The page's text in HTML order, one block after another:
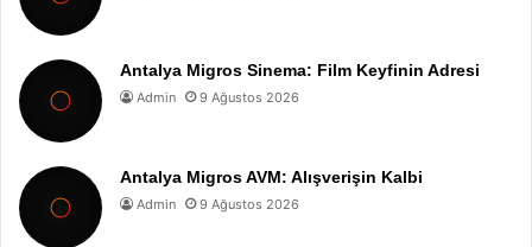
Antalya Migros Sinema: Film Keyfinin Adresi
Admin 9 Ağustos 2026
Antalya Migros AVM: Alışverişin Kalbi
Admin 9 Ağustos 2026